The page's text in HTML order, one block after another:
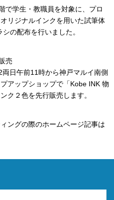
で学生・教職員を対象に、プロ
リジナルインクを用いた試筆体
の配布を行いました。
売
日午前11時から神戸マルイ南側
アップショップで「Kobe INK 物
ク２色を先行販売します。
ングの際のホームページ記事は